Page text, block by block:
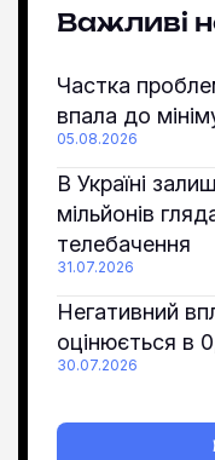
Важливі
Частка
впала до
05.08.2026
В Україні
мільйонів
телебачення
31.07.2026
Негативний
оцінюється в
30.07.2026